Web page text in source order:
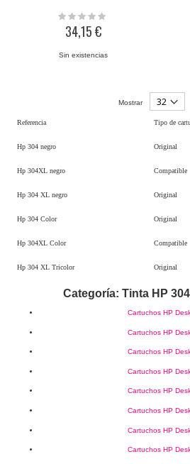
Rating:
34,15 €
Sin existencias
Mostrar
Referencia Tipo de
Hp 304 negro Original
Hp 304XL negro Compatible
Hp 304 XL negro Original
Hp 304 Color Original
Hp 304XL Color Compatible
Hp 304 XL Tricolor Original
Categoría: Tinta HP
Cartuchos HP
Cartuchos HP
Cartuchos HP
Cartuchos HP
Cartuchos HP
Cartuchos HP
Cartuchos HP
Cartuchos HP